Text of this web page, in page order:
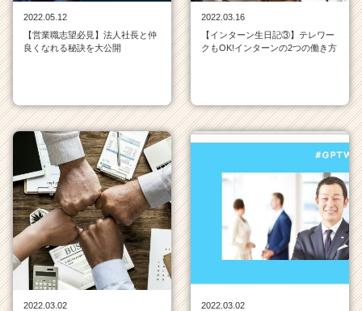
2022.05.12
【営業職志望必見】法人社長と仲
良くなれる秘訣を大公開
2022.03.16
【インターン生日記③】テレワー
クもOK!インターンの2つの働き方
2022.03.02
2022.03.02